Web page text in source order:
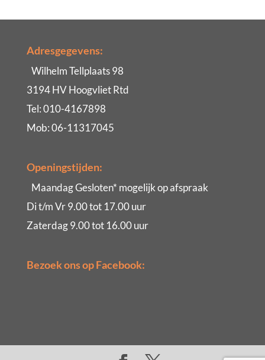
Adresgegevens:
Wilhelm Tellplaats 98
3194 HV Hoogvliet Rtd
Tel: 010-4167898
Mob: 06-11317045
Openingstijden:
Maandag Gesloten* mogelijk op afspraak
Di t/m Vr 9.00 tot 17.00 uur
Zaterdag 9.00 tot 16.00 uur
Bezoek ons op Facebook: